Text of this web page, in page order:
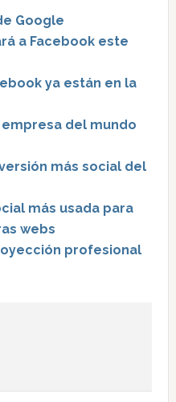
Google
a Facebook este
ya están en la
del mundo
más social del
más usada para
webs
profesional